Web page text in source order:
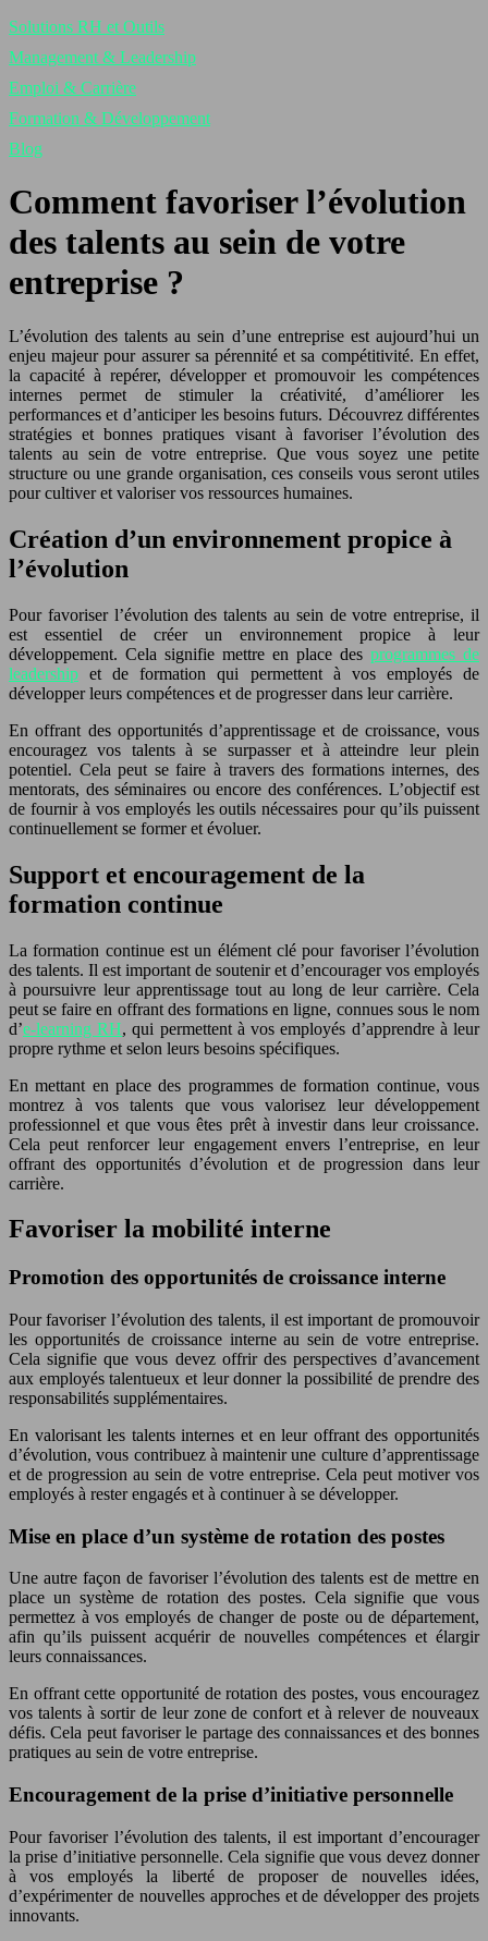
Solutions RH et Outils
Management & Leadership
Emploi & Carrière
Formation & Développement
Blog
Comment favoriser l’évolution
des talents au sein de votre
entreprise ?
L’évolution des talents au sein d’une entreprise est aujourd’hui un
enjeu majeur pour assurer sa pérennité et sa compétitivité. En effet,
la capacité à repérer, développer et promouvoir les compétences
internes permet de stimuler la créativité, d’améliorer les
performances et d’anticiper les besoins futurs. Découvrez différentes
stratégies et bonnes pratiques visant à favoriser l’évolution des
talents au sein de votre entreprise. Que vous soyez une petite
structure ou une grande organisation, ces conseils vous seront utiles
pour cultiver et valoriser vos ressources humaines.
Création d’un environnement propice à
l’évolution
Pour favoriser l’évolution des talents au sein de votre entreprise, il
est essentiel de créer un environnement propice à leur
développement. Cela signifie mettre en place des programmes de
leadership et de formation qui permettent à vos employés de
développer leurs compétences et de progresser dans leur carrière.
En offrant des opportunités d’apprentissage et de croissance, vous
encouragez vos talents à se surpasser et à atteindre leur plein
potentiel. Cela peut se faire à travers des formations internes, des
mentorats, des séminaires ou encore des conférences. L’objectif est
de fournir à vos employés les outils nécessaires pour qu’ils puissent
continuellement se former et évoluer.
Support et encouragement de la
formation continue
La formation continue est un élément clé pour favoriser l’évolution
des talents. Il est important de soutenir et d’encourager vos employés
à poursuivre leur apprentissage tout au long de leur carrière. Cela
peut se faire en offrant des formations en ligne, connues sous le nom
d’e-learning RH, qui permettent à vos employés d’apprendre à leur
propre rythme et selon leurs besoins spécifiques.
En mettant en place des programmes de formation continue, vous
montrez à vos talents que vous valorisez leur développement
professionnel et que vous êtes prêt à investir dans leur croissance.
Cela peut renforcer leur engagement envers l’entreprise, en leur
offrant des opportunités d’évolution et de progression dans leur
carrière.
Favoriser la mobilité interne
Promotion des opportunités de croissance interne
Pour favoriser l’évolution des talents, il est important de promouvoir
les opportunités de croissance interne au sein de votre entreprise.
Cela signifie que vous devez offrir des perspectives d’avancement
aux employés talentueux et leur donner la possibilité de prendre des
responsabilités supplémentaires.
En valorisant les talents internes et en leur offrant des opportunités
d’évolution, vous contribuez à maintenir une culture d’apprentissage
et de progression au sein de votre entreprise. Cela peut motiver vos
employés à rester engagés et à continuer à se développer.
Mise en place d’un système de rotation des postes
Une autre façon de favoriser l’évolution des talents est de mettre en
place un système de rotation des postes. Cela signifie que vous
permettez à vos employés de changer de poste ou de département,
afin qu’ils puissent acquérir de nouvelles compétences et élargir
leurs connaissances.
En offrant cette opportunité de rotation des postes, vous encouragez
vos talents à sortir de leur zone de confort et à relever de nouveaux
défis. Cela peut favoriser le partage des connaissances et des bonnes
pratiques au sein de votre entreprise.
Encouragement de la prise d’initiative personnelle
Pour favoriser l’évolution des talents, il est important d’encourager
la prise d’initiative personnelle. Cela signifie que vous devez donner
à vos employés la liberté de proposer de nouvelles idées,
d’expérimenter de nouvelles approches et de développer des projets
innovants.